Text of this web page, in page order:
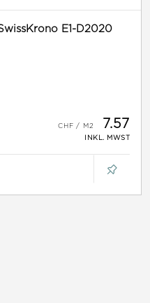
E1-D2020
7.57
INKL. MWST